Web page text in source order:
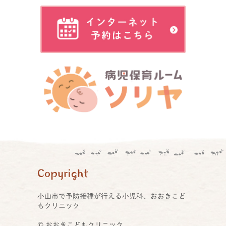
Copyright
小山市で予防接種が行える小児科、おおきこど
もクリニック